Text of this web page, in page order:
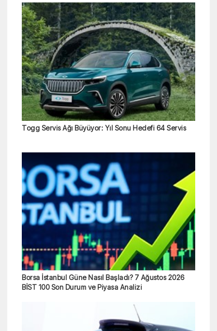
Togg Servis Ağı Büyüyor: Yıl Sonu Hedefi 64 Servis
Borsa İstanbul Güne Nasıl Başladı? 7 Ağustos 2026
BİST 100 Son Durum ve Piyasa Analizi